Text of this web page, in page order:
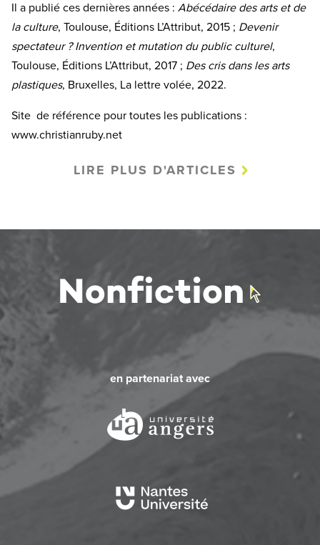
Il a publié ces dernières années : Abécédaire des arts et de
la culture, Toulouse, Éditions L’Attribut, 2015 ; Devenir
spectateur ? Invention et mutation du public culturel,
Toulouse, Éditions L’Attribut, 2017 ; Des cris dans les arts
plastiques, Bruxelles, La lettre volée, 2022.
Site de référence pour toutes les publications :
www.christianruby.net
LIRE PLUS D'ARTICLES
en partenariat avec